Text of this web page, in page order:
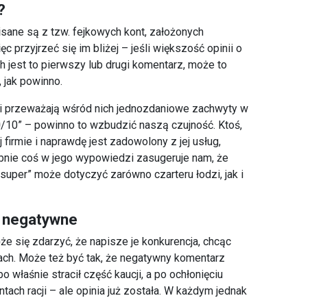
są z tzw. fejkowych kont, założonych
przyjrzeć się im bliżej – jeśli większość opinii o
jest to pierwszy lub drugi komentarz, może to
powinno.
wśród nich jednozdaniowe zachwyty w
10” – powinno to wzbudzić naszą czujność. Ktoś,
i naprawdę jest zadowolony z jej usług,
coś w jego wypowiedzi zasugeruje nam, że
może dotyczyć zarówno czarteru łodzi, jak i
się zdarzyć, że napisze je konkurencja, chcąc
Może też być tak, że negatywny komentarz
właśnie stracił część kaucji, a po ochłonięciu
racji – ale opinia już została. W każdym jednak